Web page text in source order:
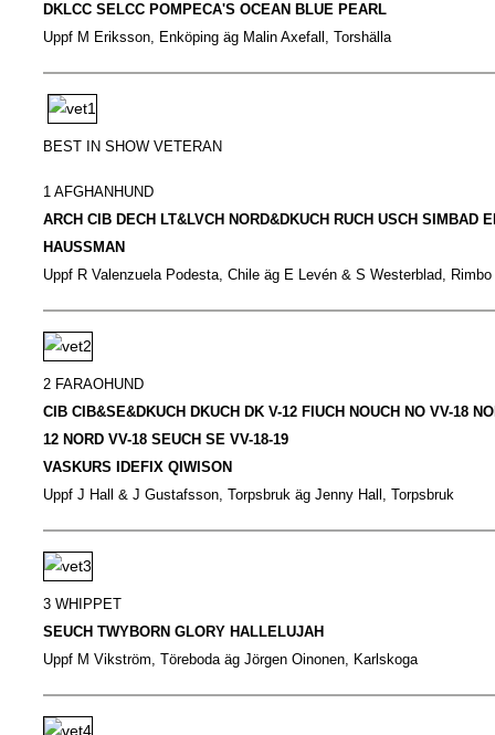
DKLCC SELCC POMPECA'S OCEAN BLUE PEARL
Uppf M Eriksson, Enköping äg Malin Axefall, Torshälla
BEST IN SHOW VETERAN
1 AFGHANHUND
ARCH CIB DECH LT&LVCH NORD&DKUCH RUCH USCH SIMBAD
HAUSSMAN
Uppf R Valenzuela Podesta, Chile äg E Levén & S Westerblad, Rimbo
2 FARAOHUND
CIB CIB&SE&DKUCH DKUCH DK V-12 FIUCH NOUCH NO VV-18
12 NORD VV-18 SEUCH SE VV-18-19
VASKURS IDEFIX QIWISON
Uppf J Hall & J Gustafsson, Torpsbruk äg Jenny Hall, Torpsbruk
3 WHIPPET
SEUCH TWYBORN GLORY HALLELUJAH
Uppf M Vikström, Töreboda äg Jörgen Oinonen, Karlskoga